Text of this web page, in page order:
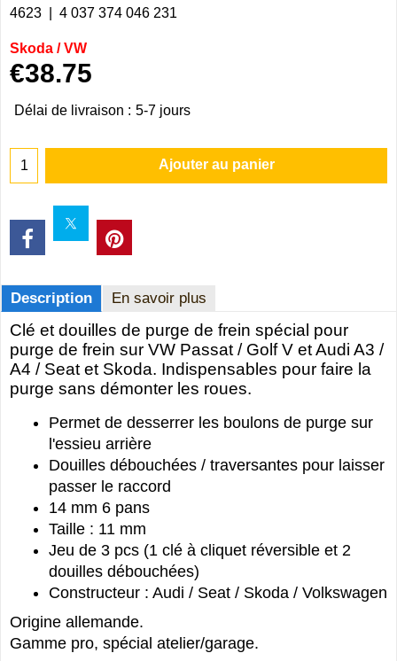
4623 4 037 374 046 231
Skoda / VW
€38.75
Délai de livraison : 5-7 jours
Ajouter au panier
Description En savoir plus
Clé et douilles de purge de frein spécial pour
purge de frein sur VW Passat / Golf V et Audi A3 /
A4 / Seat et Skoda. Indispensables pour faire la
purge sans démonter les roues.
Permet de desserrer les boulons de purge sur
l'essieu arrière
Douilles débouchées / traversantes pour laisser
passer le raccord
14 mm 6 pans
Taille : 11 mm
Jeu de 3 pcs (1 clé à cliquet réversible et 2
douilles débouchées)
Constructeur : Audi / Seat / Skoda / Volkswagen
Origine allemande.
Gamme pro, spécial atelier/garage.